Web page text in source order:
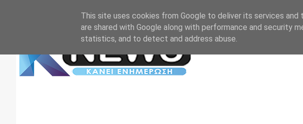
This site uses cookies from Google to deliver its services and
are shared with Google along with performance and security
statistics, and to detect and address abuse.